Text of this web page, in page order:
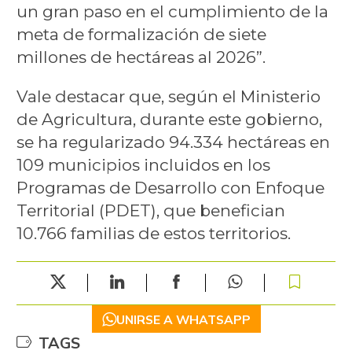
un gran paso en el cumplimiento de la
meta de formalización de siete
millones de hectáreas al 2026”.
Vale destacar que, según el Ministerio
de Agricultura, durante este gobierno,
se ha regularizado 94.334 hectáreas en
109 municipios incluidos en los
Programas de Desarrollo con Enfoque
Territorial (PDET), que benefician
10.766 familias de estos territorios.
UNIRSE A WHATSAPP
TAGS